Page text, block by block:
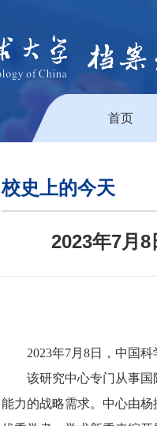
首页
校史上的今天
2023年7月
2023年7月8日，中国
该研究中心专门从事
能力的战略需求。中心由